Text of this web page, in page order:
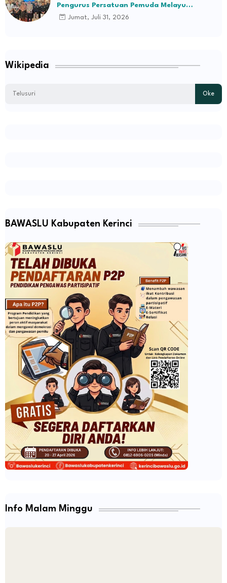
Pengurus Persatuan Pemuda Melayu
Kabupaten Muaro Jambi Periode 2026–2031
Jumat, Juli 31, 2026
Wikipedia
BAWASLU Kabupaten Kerinci
Info Malam Minggu